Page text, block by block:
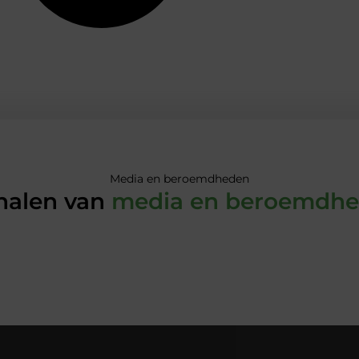
Media en beroemdheden
van media en